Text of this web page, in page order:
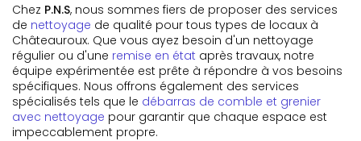
Chez P.N.S, nous sommes fiers de proposer des services
de nettoyage de qualité pour tous types de locaux à
Châteauroux. Que vous ayez besoin d'un nettoyage
régulier ou d'une remise en état après travaux, notre
équipe expérimentée est prête à répondre à vos besoins
spécifiques. Nous offrons également des services
spécialisés tels que le débarras de comble et grenier
avec nettoyage pour garantir que chaque espace est
impeccablement propre.